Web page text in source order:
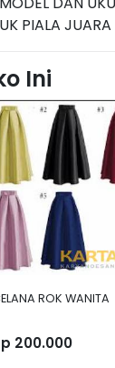
PIALA
Ini
ROK WANITA
200.000